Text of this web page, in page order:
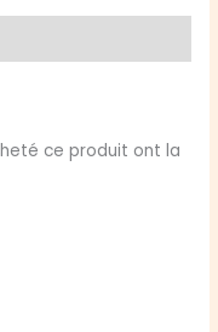
ce produit ont la